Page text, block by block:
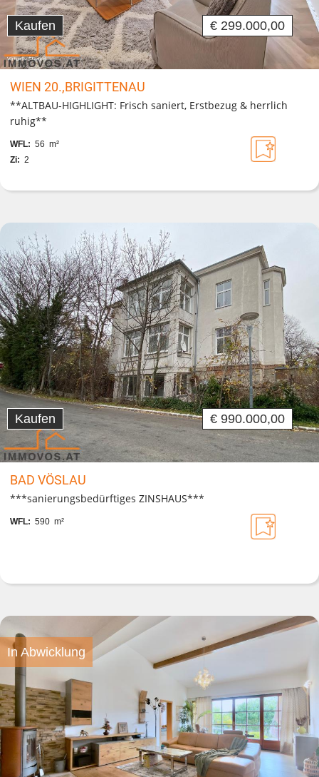
Kaufen € 299.000,00
WIEN 20.,BRIGITTENAU
**ALTBAU-HIGHLIGHT: Frisch saniert, Erstbezug & herrlich
ruhig**
WFL: 56 m²
Zi: 2
Kaufen € 990.000,00
BAD VÖSLAU
***sanierungsbedürftiges ZINSHAUS***
WFL: 590 m²
In Abwicklung